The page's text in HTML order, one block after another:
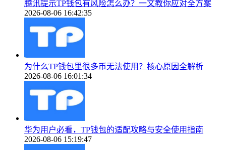
腾讯提示TP钱包有风险怎么办？一文教你应对全方案
2026-08-06 16:42:35
为什么TP钱包里很多币无法使用？核心原因全解析
2026-08-06 16:01:34
华为用户必看，TP钱包的适配攻略与安全使用指南
2026-08-06 15:19:47